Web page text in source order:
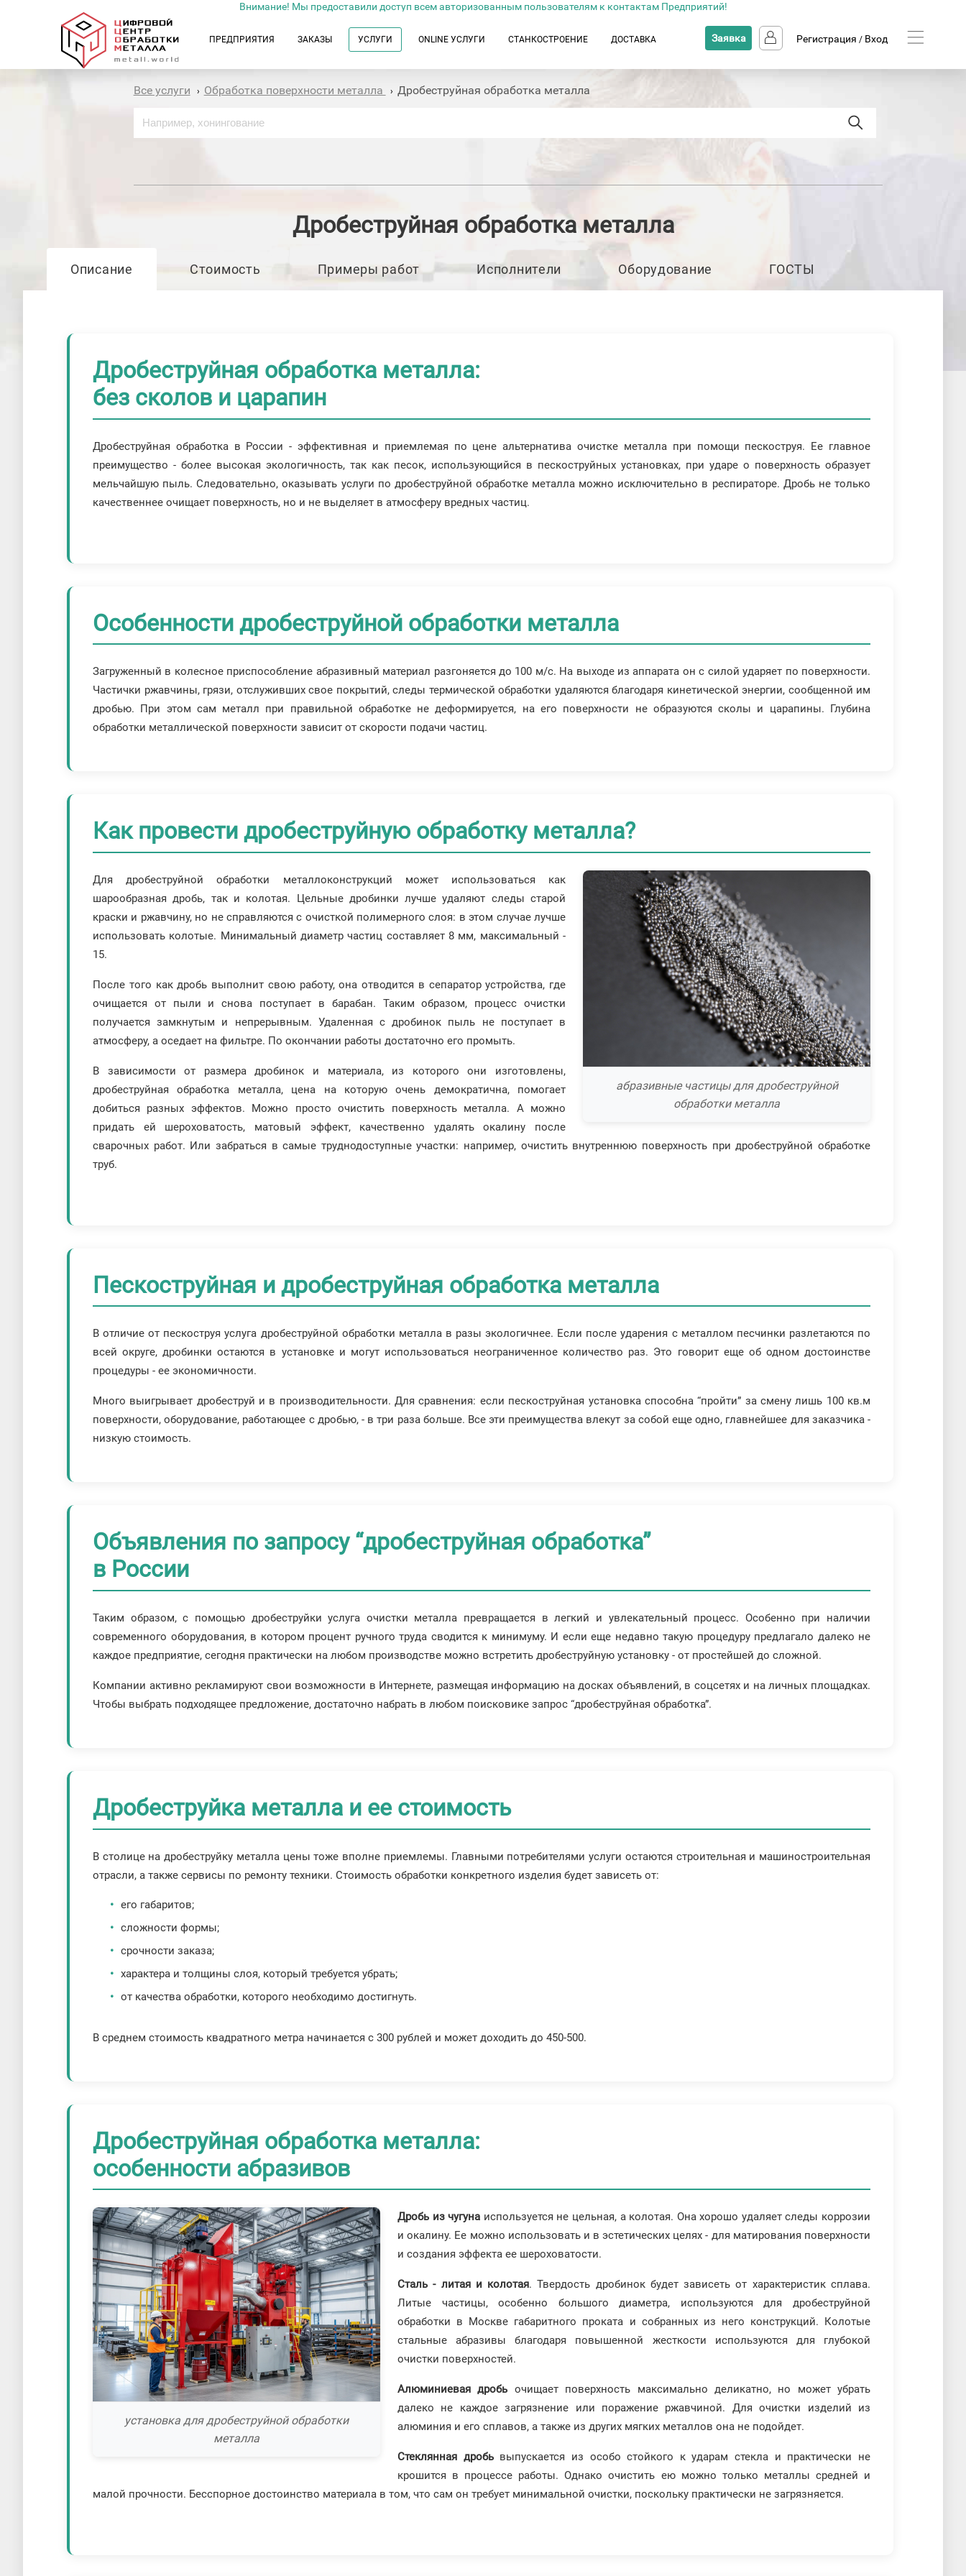
Внимание! Мы предоставили доступ всем авторизованным пользователям к контактам Предприятий!
ПРЕДПРИЯТИЯ ЗАКАЗЫ УСЛУГИ ONLINE УСЛУГИ СТАНКОСТРОЕНИЕ ДОСТАВКА Заявка Регистрация / Вход
Все услуги › Обработка поверхности металла › Дробеструйная обработка металла
Дробеструйная обработка металла
Описание Стоимость Примеры работ Исполнители Оборудование ГОСТЫ
Дробеструйная обработка металла:
без сколов и царапин
Дробеструйная обработка в России - эффективная и приемлемая по цене альтернатива очистке металла при помощи пескоструя. Ее главное
преимущество - более высокая экологичность, так как песок, использующийся в пескоструйных установках, при ударе о поверхность образует
мельчайшую пыль. Следовательно, оказывать услуги по дробеструйной обработке металла можно исключительно в респираторе. Дробь не только
качественнее очищает поверхность, но и не выделяет в атмосферу вредных частиц.
Особенности дробеструйной обработки металла
Загруженный в колесное приспособление абразивный материал разгоняется до 100 м/с. На выходе из аппарата он с силой ударяет по поверхности.
Частички ржавчины, грязи, отслуживших свое покрытий, следы термической обработки удаляются благодаря кинетической энергии, сообщенной им
дробью. При этом сам металл при правильной обработке не деформируется, на его поверхности не образуются сколы и царапины. Глубина
обработки металлической поверхности зависит от скорости подачи частиц.
Как провести дробеструйную обработку металла?
абразивные частицы для дробеструйной
обработки металла
Для дробеструйной обработки металлоконструкций может использоваться как
шарообразная дробь, так и колотая. Цельные дробинки лучше удаляют следы старой
краски и ржавчину, но не справляются с очисткой полимерного слоя: в этом случае лучше
использовать колотые. Минимальный диаметр частиц составляет 8 мм, максимальный -
15.
После того как дробь выполнит свою работу, она отводится в сепаратор устройства, где
очищается от пыли и снова поступает в барабан. Таким образом, процесс очистки
получается замкнутым и непрерывным. Удаленная с дробинок пыль не поступает в
атмосферу, а оседает на фильтре. По окончании работы достаточно его промыть.
В зависимости от размера дробинок и материала, из которого они изготовлены,
дробеструйная обработка металла, цена на которую очень демократична, помогает
добиться разных эффектов. Можно просто очистить поверхность металла. А можно
придать ей шероховатость, матовый эффект, качественно удалять окалину после
сварочных работ. Или забраться в самые труднодоступные участки: например, очистить внутреннюю поверхность при дробеструйной обработке
труб.
Пескоструйная и дробеструйная обработка металла
В отличие от пескоструя услуга дробеструйной обработки металла в разы экологичнее. Если после ударения с металлом песчинки разлетаются по
всей округе, дробинки остаются в установке и могут использоваться неограниченное количество раз. Это говорит еще об одном достоинстве
процедуры - ее экономичности.
Много выигрывает дробеструй и в производительности. Для сравнения: если пескоструйная установка способна “пройти” за смену лишь 100 кв.м
поверхности, оборудование, работающее с дробью, - в три раза больше. Все эти преимущества влекут за собой еще одно, главнейшее для заказчика -
низкую стоимость.
Объявления по запросу “дробеструйная обработка”
в России
Таким образом, с помощью дробеструйки услуга очистки металла превращается в легкий и увлекательный процесс. Особенно при наличии
современного оборудования, в котором процент ручного труда сводится к минимуму. И если еще недавно такую процедуру предлагало далеко не
каждое предприятие, сегодня практически на любом производстве можно встретить дробеструйную установку - от простейшей до сложной.
Компании активно рекламируют свои возможности в Интернете, размещая информацию на досках объявлений, в соцсетях и на личных площадках.
Чтобы выбрать подходящее предложение, достаточно набрать в любом поисковике запрос “дробеструйная обработка”.
Дробеструйка металла и ее стоимость
В столице на дробеструйку металла цены тоже вполне приемлемы. Главными потребителями услуги остаются строительная и машиностроительная
отрасли, а также сервисы по ремонту техники. Стоимость обработки конкретного изделия будет зависеть от:
его габаритов;
сложности формы;
срочности заказа;
характера и толщины слоя, который требуется убрать;
от качества обработки, которого необходимо достигнуть.
В среднем стоимость квадратного метра начинается с 300 рублей и может доходить до 450-500.
Дробеструйная обработка металла:
особенности абразивов
установка для дробеструйной обработки
металла
Дробь из чугуна используется не цельная, а колотая. Она хорошо удаляет следы коррозии
и окалину. Ее можно использовать и в эстетических целях - для матирования поверхности
и создания эффекта ее шероховатости.
Сталь - литая и колотая. Твердость дробинок будет зависеть от характеристик сплава.
Литые частицы, особенно большого диаметра, используются для дробеструйной
обработки в Москве габаритного проката и собранных из него конструкций. Колотые
стальные абразивы благодаря повышенной жесткости используются для глубокой
очистки поверхностей.
Алюминиевая дробь очищает поверхность максимально деликатно, но может убрать
далеко не каждое загрязнение или поражение ржавчиной. Для очистки изделий из
алюминия и его сплавов, а также из других мягких металлов она не подойдет.
Стеклянная дробьвыпускается из особо стойкого к ударам стекла и практически не
крошится в процессе работы. Однако очистить ею можно только металлы средней и
малой прочности. Бесспорное достоинство материала в том, что сам он требует минимальной очистки, поскольку практически не загрязняется.